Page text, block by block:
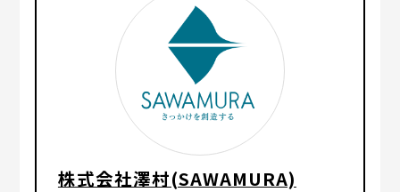
株式会社澤村(SAWAMURA)